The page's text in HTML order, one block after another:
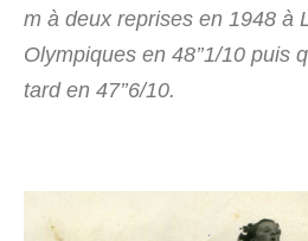
m à deux reprises en 1948 à
Olympiques en 48’’1/10 puis
tard en 47’’6/10.